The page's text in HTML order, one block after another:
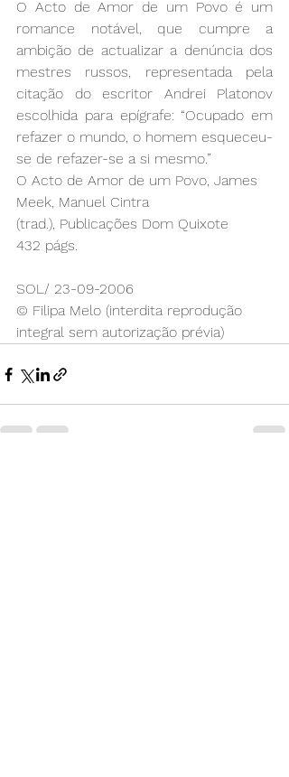
O Acto de Amor de um Povo é um
romance notável, que cumpre a
ambição de actualizar a denúncia dos
mestres russos, representada pela
citação do escritor Andrei Platonov
escolhida para epígrafe: “Ocupado em
refazer o mundo, o homem esqueceu-
se de refazer-se a si mesmo.”
O Acto de Amor de um Povo, James
Meek, Manuel Cintra
(trad.), Publicações Dom Quixote
432 págs.
SOL/ 23-09-2006
© Filipa Melo (interdita reprodução
integral sem autorização prévia)